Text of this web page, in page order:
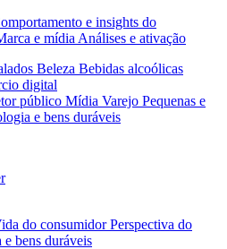
e insights do
e mídia Análises e ativação
Beleza Bebidas alcoólicas
digital
público Mídia Varejo Pequenas e
e bens duráveis
do consumidor Perspectiva do
e bens duráveis